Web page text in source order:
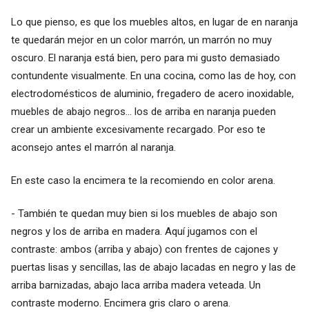
Lo que pienso, es que los muebles altos, en lugar de en naranja
te quedarán mejor en un color marrón, un marrón no muy
oscuro. El naranja está bien, pero para mi gusto demasiado
contundente visualmente. En una cocina, como las de hoy, con
electrodomésticos de aluminio, fregadero de acero inoxidable,
muebles de abajo negros... los de arriba en naranja pueden
crear un ambiente excesivamente recargado. Por eso te
aconsejo antes el marrón al naranja.
En este caso la encimera te la recomiendo en color arena.
- También te quedan muy bien si los muebles de abajo son
negros y los de arriba en madera. Aquí jugamos con el
contraste: ambos (arriba y abajo) con frentes de cajones y
puertas lisas y sencillas, las de abajo lacadas en negro y las de
arriba barnizadas, abajo laca arriba madera veteada. Un
contraste moderno. Encimera gris claro o arena.